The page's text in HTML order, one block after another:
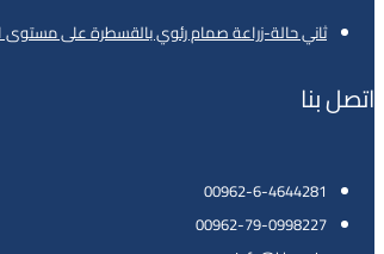
ثاني حالة-زراعة صمام رئوي بالقسطرة على مستوى
اتصل بنا
00962-6-4644281
00962-79-0998227